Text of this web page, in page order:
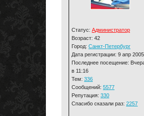
Статус: Администратор
Возраст: 42
Город: Санкт-Петербург
Дата регистрации: 9 апр 2005
Последнее посещение:
в 11:16
Тем: 336
Сообщений: 5577
Репутация: 330
Спасибо сказали раз: 2257